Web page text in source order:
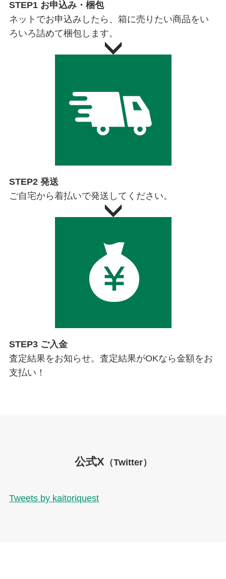
STEP1 お申込み・梱包
ネットでお申込みしたら、箱に売りたい商品をい
ろいろ詰めて梱包します。
STEP2 発送
ご自宅から着払いで発送してください。
STEP3 ご入金
査定結果をお知らせ。査定結果がOKなら金額をお
支払い！
公式X （Twitter）
Tweets by kaitoriquest